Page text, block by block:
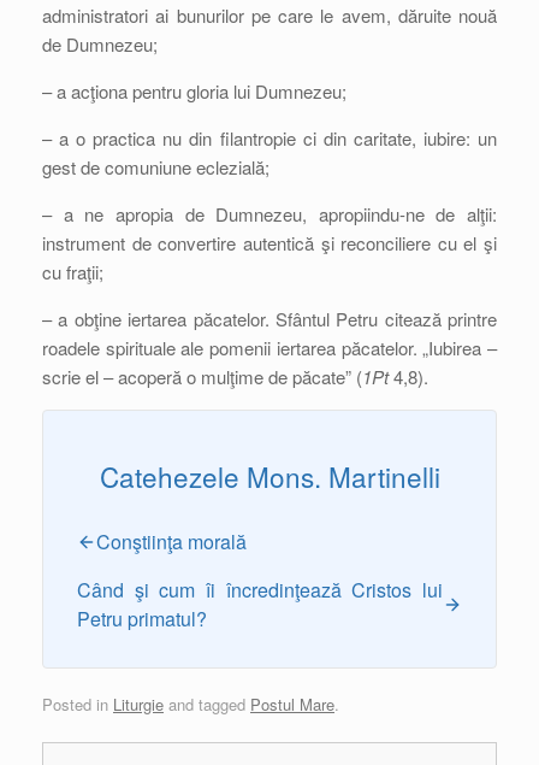
administratori ai bunurilor pe care le avem, dăruite nouă
de Dumnezeu;
– a acţiona pentru gloria lui Dumnezeu;
– a o practica nu din filantropie ci din caritate, iubire: un
gest de comuniune eclezială;
– a ne apropia de Dumnezeu, apropiindu-ne de alţii:
instrument de convertire autentică şi reconciliere cu el şi
cu fraţii;
– a obţine iertarea păcatelor. Sfântul Petru citează printre
roadele spirituale ale pomenii iertarea păcatelor. „Iubirea –
scrie el – acoperă o mulţime de păcate” (1Pt4,8).
Catehezele Mons. Martinelli
Conştiinţa morală
Când şi cum îi încredinţează Cristos lui
Petru primatul?
Posted in Liturgie and tagged Postul Mare.